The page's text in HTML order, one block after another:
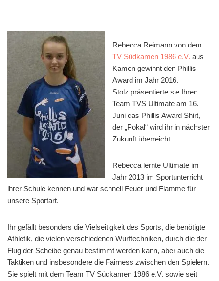
Rebecca Reimann von dem
TV Südkamen 1986 e.V. aus
Kamen gewinnt den Phillis
Award im Jahr 2016.
Stolz präsentierte sie Ihren
Team TVS Ultimate am 16.
Juni das Phillis Award Shirt,
der „Pokal“ wird ihr in nächster
Zukunft überreicht.
Rebecca lernte Ultimate im
Jahr 2013 im Sportunterricht
ihrer Schule kennen und war schnell Feuer und Flamme für
unsere Sportart.
Ihr gefällt besonders die Vielseitigkeit des Sports, die benötigte
Athletik, die vielen verschiedenen Wurftechniken, durch die der
Flug der Scheibe genau bestimmt werden kann, aber auch die
Taktiken und insbesondere die Fairness zwischen den Spielern.
Sie spielt mit dem Team TV Südkamen 1986 e.V. sowie seit